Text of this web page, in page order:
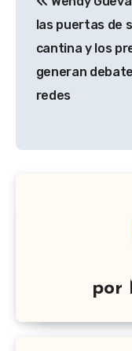
de
entradas
las puertas de
cantina y los
generan
redes
por